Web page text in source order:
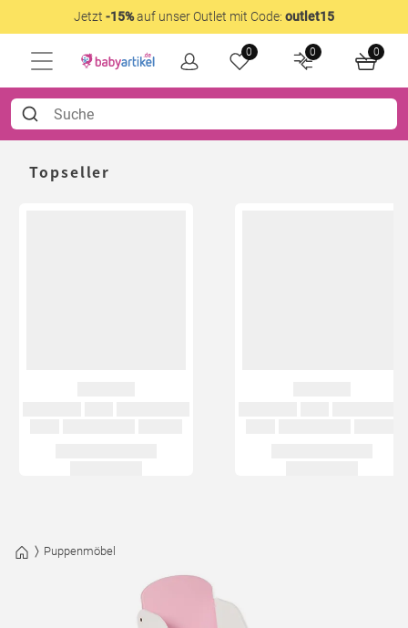
Jetzt -15%auf unser Outlet mit Code: outlet15
0 0 0
Topseller
Puppenmöbel